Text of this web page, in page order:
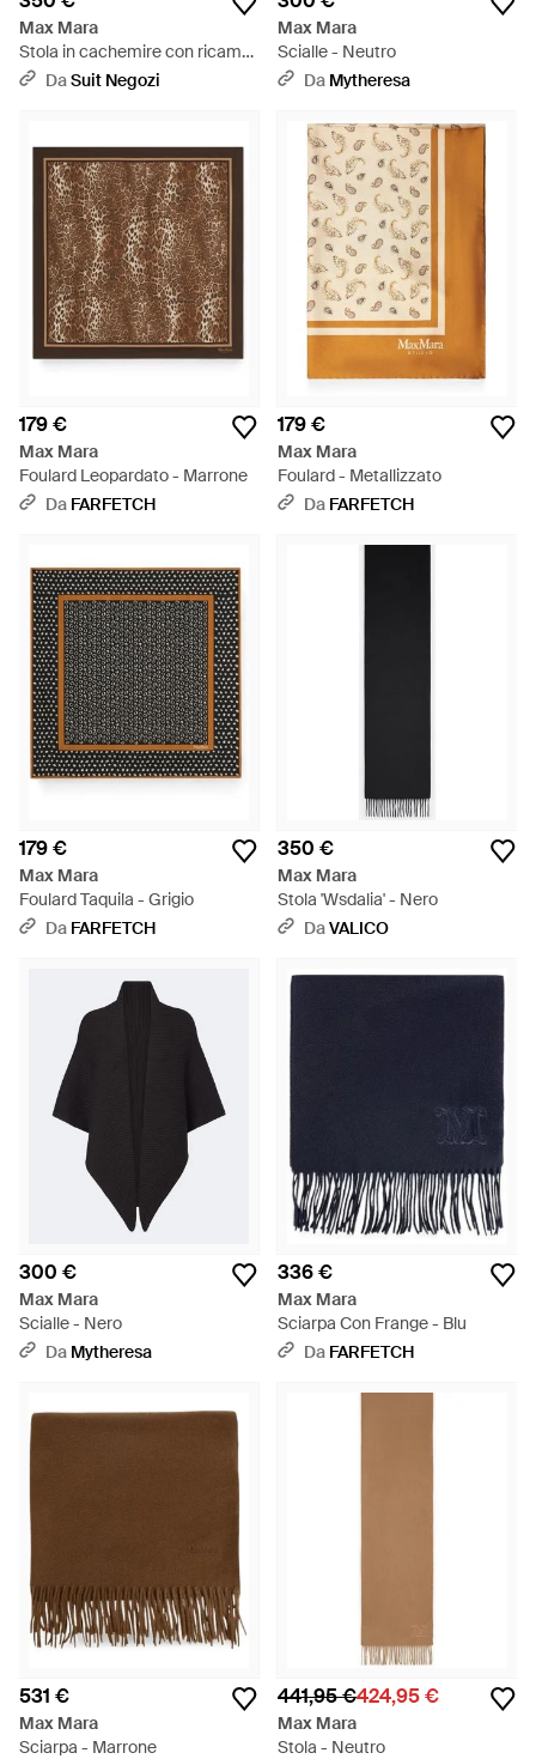
Max Mara
Stola in cachemire con ricamo
monogram - Nero
DaSuit Negozi
Max Mara
Scialle - Neutro
Da Mytheresa
179 €
Max Mara
Foulard Leopardato - Marrone
Da FARFETCH
179 €
Max Mara
Foulard - Metallizzato
Da FARFETCH
179 €
Max Mara
Foulard Taquila - Grigio
Da FARFETCH
350 €
Max Mara
Stola 'Wsdalia' - Nero
DaVALICO
300 €
Max Mara
Scialle - Nero
Da Mytheresa
336 €
Max Mara
Sciarpa Con Frange - Blu
Da FARFETCH
531 €
Max Mara
Sciarpa - Marrone
441,95 €424,95 €
Max Mara
Stola - Neutro